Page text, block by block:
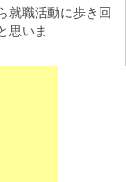
就職活動に歩き回
思いま...